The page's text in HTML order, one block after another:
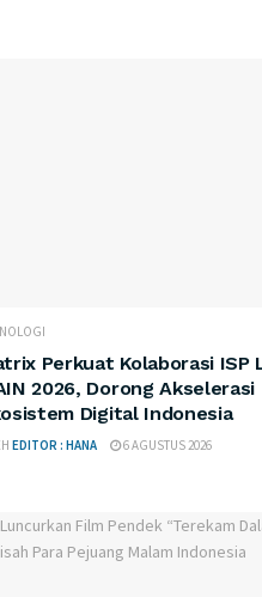
Perkuat Kolaborasi ISP
2026, Dorong Akselerasi
Digital Indonesia
EDITOR : HANA 6 AGUSTUS 2026